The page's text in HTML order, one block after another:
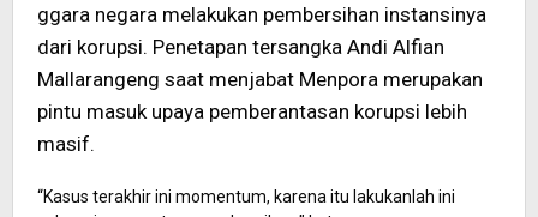
ggara negara melakukan pembersihan instansinya
dari korupsi. Penetapan tersangka Andi Alfian
Mallarangeng saat menjabat Menpora merupakan
pintu masuk upaya pemberantasan korupsi lebih
masif.
“Kasus terakhir ini momentum, karena itu lakukanlah ini